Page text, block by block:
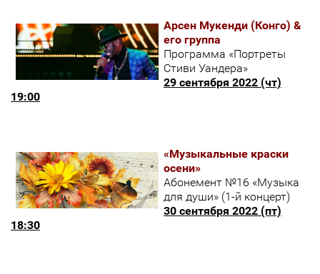
Арсен Мукенди (Конго) &
его группа
Программа «Портреты
Стиви Уандера»
29 сентября 2022 (чт)
19:00
«Музыкальные краски
осени»
Абонемент №16 «Музыка
для души» (1-й концерт)
30 сентября 2022 (пт)
18:30